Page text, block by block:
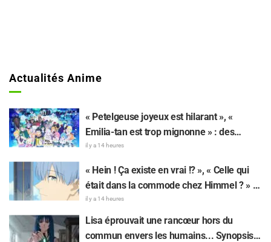
Actualités Anime
« Petelgeuse joyeux est hilarant », «
Emilia-tan est trop mignonne » : des
réactions enthousiastes après la
ans de l'anime « Re:Zero - Starting Life in
Another World »
il y a 14 heures
« Hein ! Ça existe en vrai !? », « Celle qui
était dans la commode chez Himmel ? » :
l’exposition de la « corne du Dragon Noir »
apparue dans l’épisode 1 de « Frieren »
laisse les fans stupéfaits
il y a 14 heures
Lisa éprouvait une rancœur hors du
commun envers les humains... Synopsis